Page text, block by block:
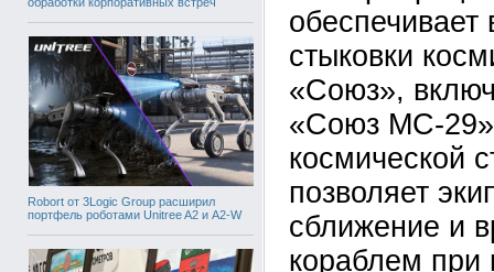
Robort от 3Logic Group расширил
портфель роботами Unitree A2 и A2-W
обеспечивает
стыковки
«Союз»,
«Союз МС-
космической
позволяет
сближение и
кораблем при